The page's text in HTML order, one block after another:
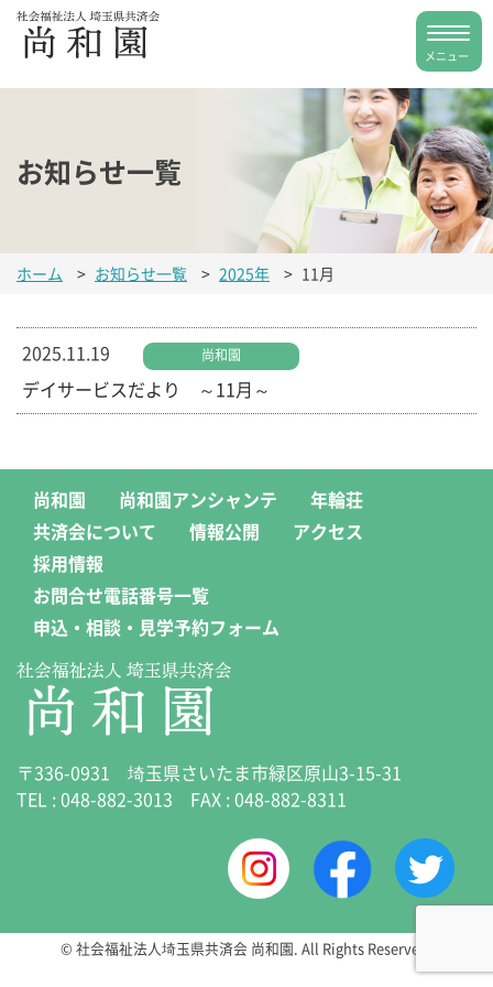
お知らせ一覧
ホーム > お知らせ一覧 > 2025年 > 11月
2025.11.19 尚和園
デイサービスだより ～11月～
尚和園 尚和園アンシャンテ
年輪荘
共済会について
情報公開
アクセス
採用情報
お問合せ電話番号一覧
申込・相談・見学予約フォーム
〒336-0931 埼玉県さいたま市緑区原山3-15-31
TEL :048-882-3013 FAX : 048-882-8311
© 社会福祉法人埼玉県共済会 尚和園. All Rights Reserved.